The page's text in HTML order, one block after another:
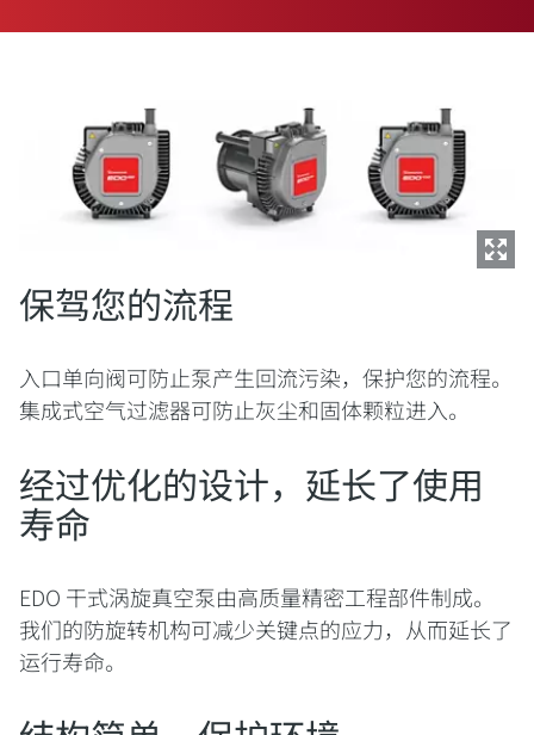
保驾您的流程
入口单向阀可防止泵产生回流污染，保护您的流程。
集成式空气过滤器可防止灰尘和固体颗粒进入。
经过优化的设计，延长了使用
寿命
EDO 干式涡旋真空泵由高质量精密工程部件制成。
我们的防旋转机构可减少关键点的应力，从而延长了
运行寿命。